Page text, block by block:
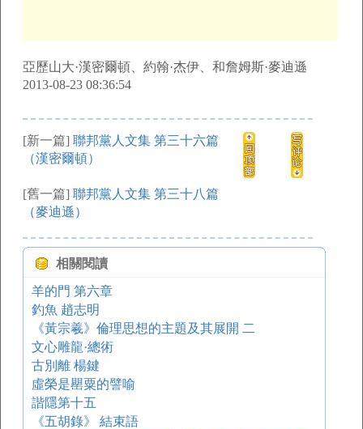
亞歷山大·漢密爾頓、約翰·杰伊、和詹姆斯·麥迪遜
2013-08-23 08:36:54
[新一篇] 聯邦黨人文集 第三十六篇
（漢密爾頓）
[舊一篇] 聯邦黨人文集 第三十八篇
（麥迪遜）
相關閱讀
羊的門 第六章
釣魚 趙志明
《黃宗羲》倫理思想的主題及其展開 二
文心雕龍·總術
古別離 楊鍵
虛榮是罌粟的譬喻
諧隱第十五
《五胡錄》 結束語